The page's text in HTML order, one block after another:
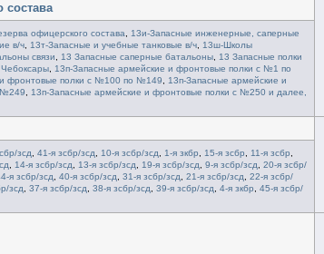
офицерского состава
13и-Запасные инженерные, саперные
в/ч, 13т-Запасные и учебные танковые в/ч,
13ш-Школы
связи 13 Запасные саперные батальоны,
13 Запасные полки
Чебоксары,
13п-Запасные армейские и фронтовые полки с №1 по
фронтовые полки с №100 по №149
13п-Запасные армейские и
№249
13п-Запасные армейские и фронтовые полки с №250 и далее,
зсд 41-я зсбр/зсд 10-я зсбр/зсд 1-я зкбр 15-я зсбр 11-я зсбр
14-я зсбр/зсд 13-я зсбр/зсд 19-я зсбр/зсд 9-я зсбр/зсд
20-я зсбр/
я зсбр/зсд 40-я зсбр/зсд 31-я зсбр/зсд 21-я зсбр/зсд
22-я зсбр/
зсд 37-я зсбр/зсд 38-я зсбр/зсд 39-я зсбр/зсд 4-я зкбр
45-я зсбр/